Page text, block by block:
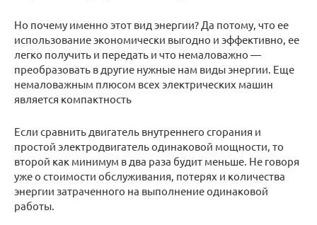
Но почему именно этот вид энергии? Да потому, что ее
использование экономически выгодно и эффективно, ее
легко получить и передать и что немаловажно —
преобразовать в другие нужные нам виды энергии. Еще
немаловажным плюсом всех электрических машин
является компактность
Если сравнить двигатель внутреннего сгорания и
простой электродвигатель одинаковой мощности, то
второй как минимум в два раза будит меньше. Не говоря
уже о стоимости обслуживания, потерях и количества
энергии затраченного на выполнение одинаковой
работы.